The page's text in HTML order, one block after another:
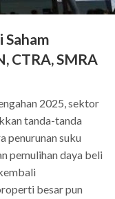
Saham
CTRA, SMRA
2025, sektor
tanda-tanda
penurunan suku
pemulihan daya beli
besar pun